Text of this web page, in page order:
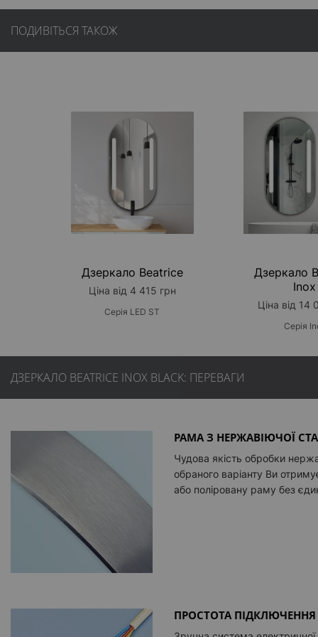
ПОДИВІТЬСЯ ТАКОЖ
Дзеркало Beatrice
Ціна від 4 415 грн
Серія LED ST
Дзеркало
Inox
Ціна від 14
Серія
ДЗЕРКАЛО BEATRICE INOX BLACK: ПЕРЕВАГИ
РАМА З НЕРЖАВІЮЧОЇ
Чудова якість обробки
обраного варіанту Ви
або поліровану раму без
ПРОСТОТА